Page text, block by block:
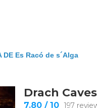
DE Es Racó de s´Alga